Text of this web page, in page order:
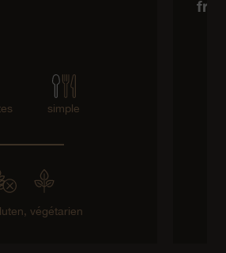
simple
végétarien